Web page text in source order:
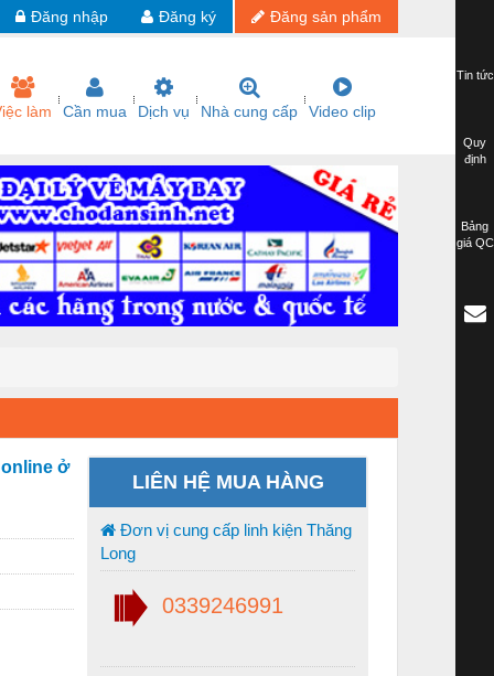
Đăng sản phẩm
Đăng ký
Đăng nhập
làm Cần mua Dịch vụ Nhà cung cấp Video clip
ở
LIÊN HỆ MUA HÀNG
Đơn vị cung cấp linh kiện Thăng
Long
0339246991
Tin tức
Quy
định
Bảng
giá QC